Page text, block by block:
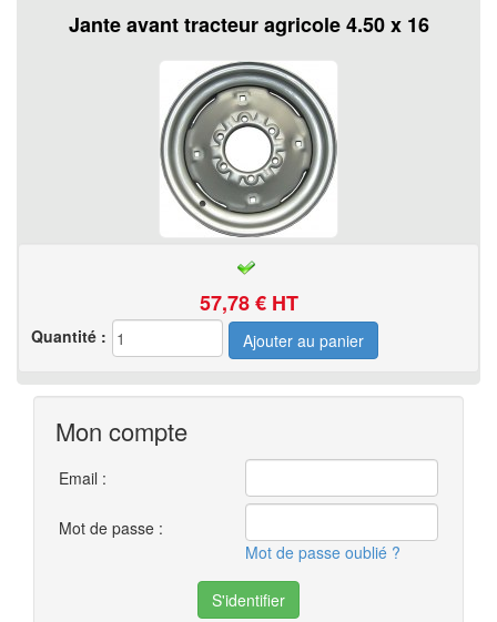
Jante avant tracteur agricole 4.50 x 16
57,78€ HT
Quantité :
Mon compte
Email :
Mot de passe :
Mot de passe oublié ?